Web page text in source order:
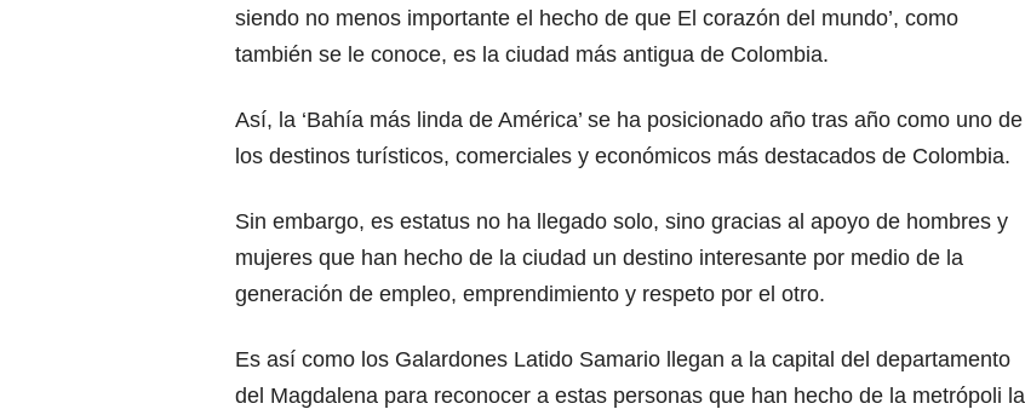
siendo no menos importante el hecho de que El corazón del mundo’, como
también se le conoce, es la ciudad más antigua de Colombia.
Así, la ‘Bahía más linda de América’ se ha posicionado año tras año como uno de
los destinos turísticos, comerciales y económicos más destacados de Colombia.
Sin embargo, es estatus no ha llegado solo, sino gracias al apoyo de hombres y
mujeres que han hecho de la ciudad un destino interesante por medio de la
generación de empleo, emprendimiento y respeto por el otro.
Es así como los Galardones Latido Samario llegan a la capital del departamento
del Magdalena para reconocer a estas personas que han hecho de la metrópoli la